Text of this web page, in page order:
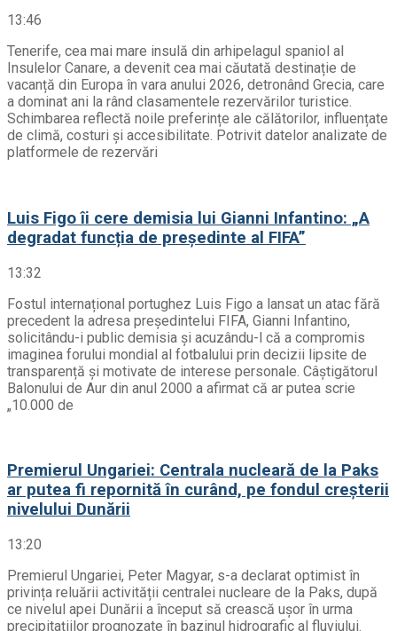
13:46
Tenerife, cea mai mare insulă din arhipelagul spaniol al
Insulelor Canare, a devenit cea mai căutată destinație de
vacanță din Europa în vara anului 2026, detronând Grecia, care
a dominat ani la rând clasamentele rezervărilor turistice.
Schimbarea reflectă noile preferințe ale călătorilor, influențate
de climă, costuri și accesibilitate. Potrivit datelor analizate de
platformele de rezervări
Luis Figo îi cere demisia lui Gianni Infantino: „A
degradat funcția de președinte al FIFA”
13:32
Fostul internațional portughez Luis Figo a lansat un atac fără
precedent la adresa președintelui FIFA, Gianni Infantino,
solicitându-i public demisia și acuzându-l că a compromis
imaginea forului mondial al fotbalului prin decizii lipsite de
transparență și motivate de interese personale. Câștigătorul
Balonului de Aur din anul 2000 a afirmat că ar putea scrie
„10.000 de
Premierul Ungariei: Centrala nucleară de la Paks
ar putea fi repornită în curând, pe fondul creșterii
nivelului Dunării
13:20
Premierul Ungariei, Peter Magyar, s-a declarat optimist în
privința reluării activității centralei nucleare de la Paks, după
ce nivelul apei Dunării a început să crească ușor în urma
precipitațiilor prognozate în bazinul hidrografic al fluviului.